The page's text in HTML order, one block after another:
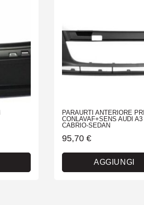
PARAURTI ANTERIORE
CONLAVAF+SENS AUDI A3
CABRIO-SEDAN
95,70 €
AGGIUNGI